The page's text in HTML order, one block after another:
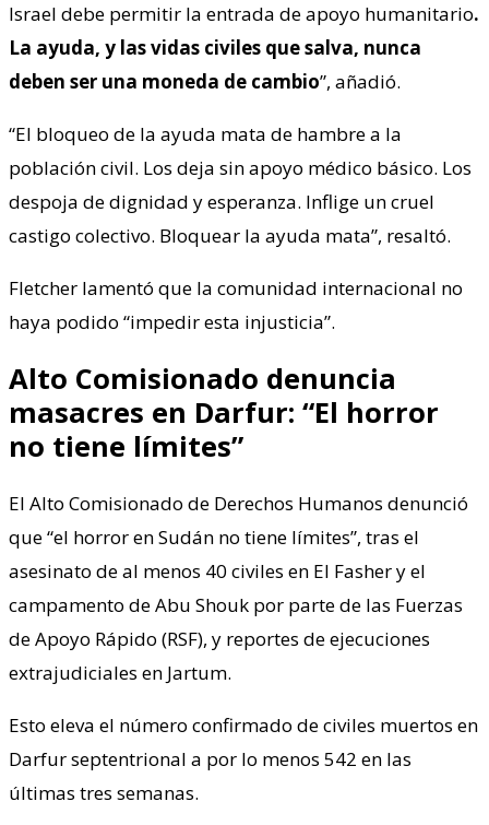
Israel debe permitir la entrada de apoyo humanitario.
La ayuda, y las vidas civiles que salva, nunca
deben ser una moneda de cambio”, añadió.
“El bloqueo de la ayuda mata de hambre a la
población civil. Los deja sin apoyo médico básico. Los
despoja de dignidad y esperanza. Inflige un cruel
castigo colectivo. Bloquear la ayuda mata”, resaltó.
Fletcher lamentó que la comunidad internacional no
haya podido “impedir esta injusticia”.
Alto Comisionado denuncia
masacres en Darfur: “El horror
no tiene límites”
El Alto Comisionado de Derechos Humanos denunció
que “el horror en Sudán no tiene límites”, tras el
asesinato de al menos 40 civiles en El Fasher y el
campamento de Abu Shouk por parte de las Fuerzas
de Apoyo Rápido (RSF), y reportes de ejecuciones
extrajudiciales en Jartum.
Esto eleva el número confirmado de civiles muertos en
Darfur septentrional a por lo menos 542 en las
últimas tres semanas.